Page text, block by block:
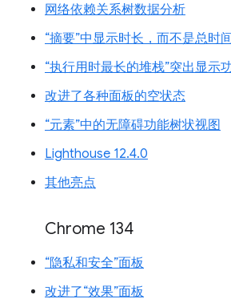
网络依赖关系树数据分析
“摘要”中显示时长，而不是总时
“执行用时最长的堆栈”突出显示
改进了各种面板的空状态
“元素”中的无障碍功能树状视图
Lighthouse 12.4.0
其他亮点
Chrome 134
“隐私和安全”面板
改进了“效果”面板